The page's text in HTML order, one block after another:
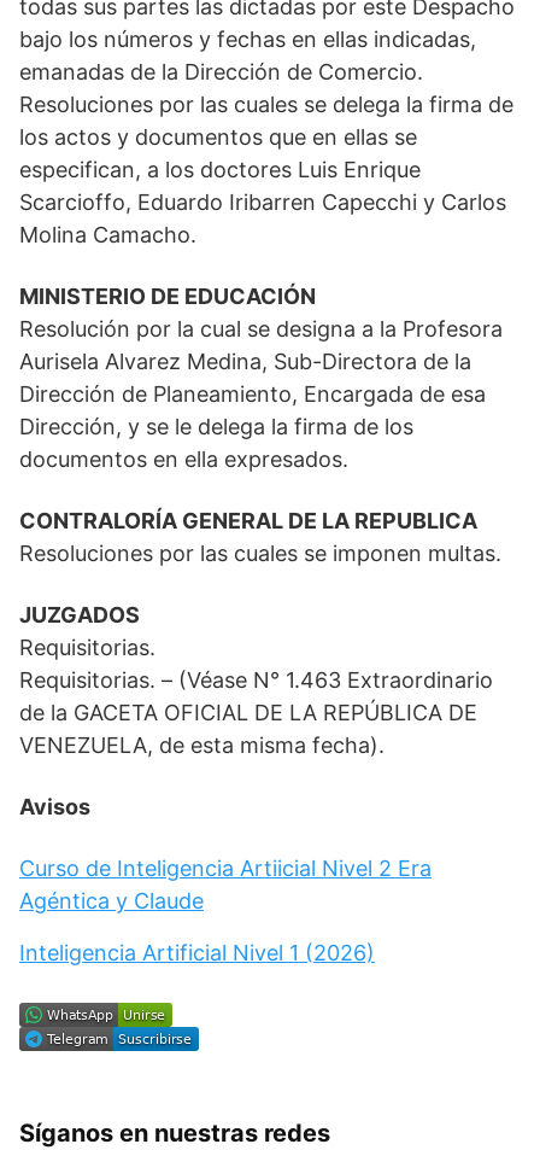
todas sus partes las dictadas por este Despacho
bajo los números y fechas en ellas indicadas,
emanadas de la Dirección de Comercio.
Resoluciones por las cuales se delega la firma de
los actos y documentos que en ellas se
especifican, a los doctores Luis Enrique
Scarcioffo, Eduardo Iribarren Capecchi y Carlos
Molina Camacho.
MINISTERIO DE EDUCACIÓN
Resolución por la cual se designa a la Profesora
Aurisela Alvarez Medina, Sub-Directora de la
Dirección de Planeamiento, Encargada de esa
Dirección, y se le delega la firma de los
documentos en ella expresados.
CONTRALORÍA GENERAL DE LA REPUBLICA
Resoluciones por las cuales se imponen multas.
JUZGADOS
Requisitorias.
Requisitorias. – (Véase N° 1.463 Extraordinario
de la GACETA OFICIAL DE LA REPÚBLICA DE
VENEZUELA, de esta misma fecha).
Avisos
Curso de Inteligencia Artiicial Nivel 2 Era
Agéntica y Claude
Inteligencia Artificial Nivel 1 (2026)
Síganos en nuestras redes